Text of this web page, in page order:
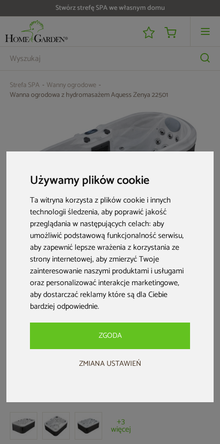
Używamy plików cookie
Ta witryna korzysta z plików cookie i innych
technologii śledzenia, aby poprawić jakość
przeglądania w następujących celach:aby
umożliwić podstawową funkcjonalność serwisu,
aby zapewnić lepsze wrażenia z korzystania ze
strony internetowej,aby zmierzyć Twoje
zainteresowanie naszymi produktami i usługami
oraz personalizować interakcje marketingowe,
aby dostarczać reklamy które są dla Ciebie
bardziej odpowiednie.
ZGODA
ZMIANA USTAWIEŃ
Do 25 000 zł zwrotu na kartę i raty RRSO 0%
Strefa SPA
Wanny ogrodowe
Wanna ogrodowa z hydromasażem Aquess Zenya 22501
Wanna ogrodowa z hydromasażem
Aquess Zenya 22501
+3
więcej